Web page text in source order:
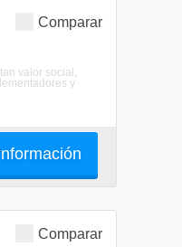
Comparar
valor social,
y
Comparar